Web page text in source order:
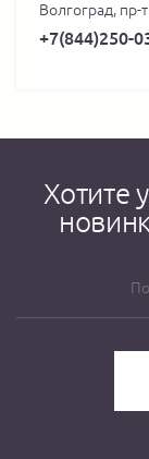
Волгоград,
+7(844)250-
Хотите